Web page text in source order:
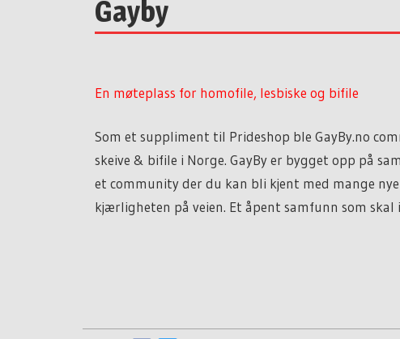
Gayby
En møteplass for homofile, lesbiske og bifile
Som et suppliment til Prideshop ble GayBy.no
skeive & bifile i Norge. GayBy er bygget opp på
et community der du kan bli kjent med mange
kjærligheten på veien. Et åpent samfunn som skal